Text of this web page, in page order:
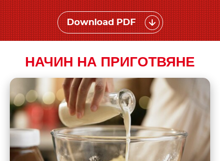
Download PDF
НАЧИН НА ПРИГОТВЯНЕ